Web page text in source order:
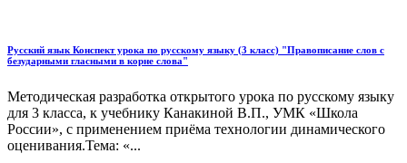
Русский язык Конспект урока по русскому языку (3 класс) "Правописание слов с
безударными гласными в корне слова"
Методическая разработка открытого урока по русскому языку
для 3 класса, к учебнику Канакиной В.П., УМК «Школа
России», с применением приёма технологии динамического
оценивания.Тема: «...